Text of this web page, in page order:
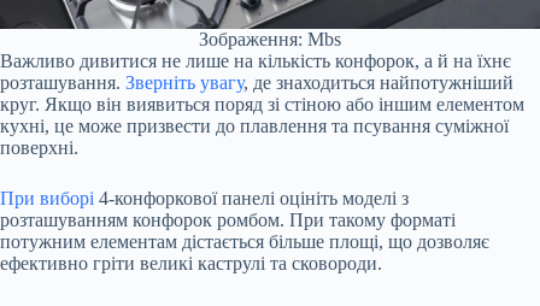
Зображення: Mbs
Важливо дивитися не лише на кількість конфорок, а й на їхнє
розташування. Зверніть увагу, де знаходиться найпотужніший
круг. Якщо він виявиться поряд зі стіною або іншим елементом
кухні, це може призвести до плавлення та псування суміжної
поверхні.
При виборі 4-конфоркової панелі оцініть моделі з
розташуванням конфорок ромбом. При такому форматі
потужним елементам дістається більше площі, що дозволяє
ефективно гріти великі каструлі та сковороди.